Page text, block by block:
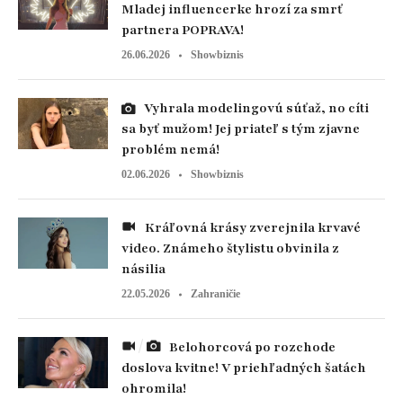
Mladej influencerke hrozí za smrť
partnera POPRAVA!
26.06.2026 Showbiznis
sa byť mužom! Jej priateľ s tým zjavne
problém nemá!
02.06.2026 Showbiznis
video. Známeho štylistu obvinila z
násilia
22.05.2026 Zahraničie
doslova kvitne! V priehľadných šatách
ohromila!